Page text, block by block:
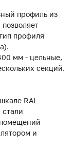
профиль из
профиля
мм - цельные,
секций.
RAL
и